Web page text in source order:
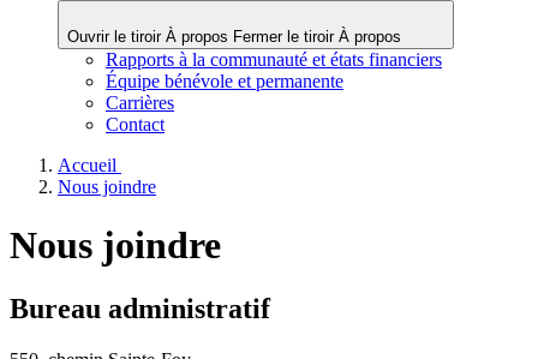
Ouvrir le tiroir À propos Fermer le tiroir À propos
Rapports à la communauté et états financiers
Équipe bénévole et permanente
Carrières
Contact
Accueil
Nous joindre
Nous joindre
Bureau administratif